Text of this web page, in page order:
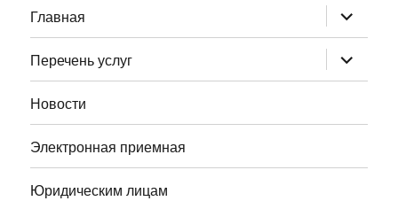
Главная раскрыть
дочернее
меню
Перечень услуг
раскрыть
дочернее
меню
Новости
Электронная приемная
Юридическим лицам